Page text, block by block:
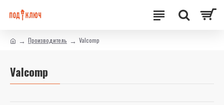
Производитель Valcomp
Valcomp